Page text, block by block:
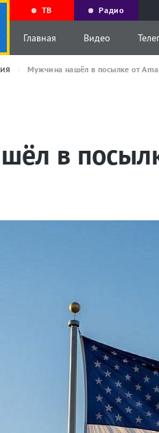
ТВ Радио
Главная Видео
Мужчина нашёл в посылке от
в